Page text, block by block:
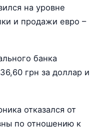
на уровне
и продажи евро –
банка
грн за доллар и
отказался от
по отношению к